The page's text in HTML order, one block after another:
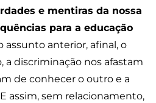
e mentiras da nossa
para a educação
anterior, afinal, o
a discriminação nos afastam
de conhecer o outro e a
assim, sem relacionamento,